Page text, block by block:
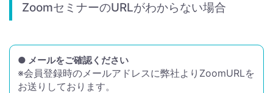
ZoomセミナーのURLがわからない場合
● メールをご確認ください
※会員登録時のメールアドレスに弊社よりZoomURLを
お送りしております。